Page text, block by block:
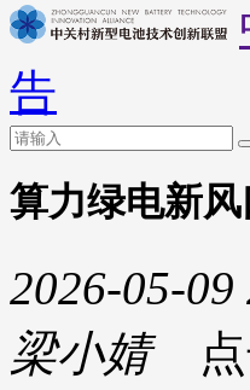
告
算力绿电新
2026-05-09
梁小婧点